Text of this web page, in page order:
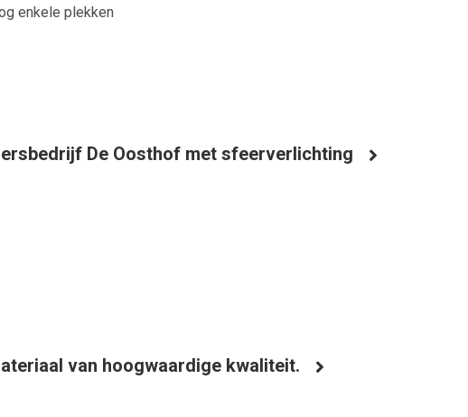
enkele plekken
De Oosthof met sfeerverlichting
van hoogwaardige kwaliteit.